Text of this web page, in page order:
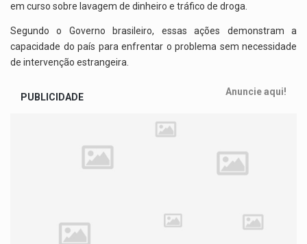
em curso sobre lavagem de dinheiro e tráfico de droga.
Segundo o Governo brasileiro, essas ações demonstram a
capacidade do país para enfrentar o problema sem necessidade
de intervenção estrangeira.
PUBLICIDADE Anuncie aqui!